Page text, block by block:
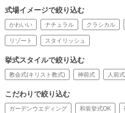
式場イメージで絞り込む
かわいい ナチュラル クラシカル
リゾート スタイリッシュ
挙式スタイルで絞り込む
教会式(キリスト教式) 神前式 人前式
こだわりで絞り込む
ガーデンウエディング 和装挙式OK